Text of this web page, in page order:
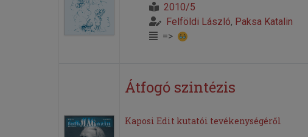
2010/5
Felföldi László, Paksa Katalin
=>
Átfogó szintézis
Kaposi Edit kutatói tevékenységéről